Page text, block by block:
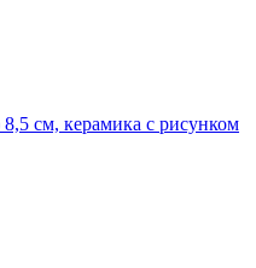
см, керамика с рисунком